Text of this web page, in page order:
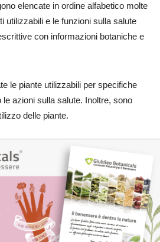
elencate in ordine alfabetico molte
utilizzabili e le funzioni sulla salute
con informazioni botaniche e
le piante utilizzabili per specifiche
azioni sulla salute. Inoltre, sono
delle piante.